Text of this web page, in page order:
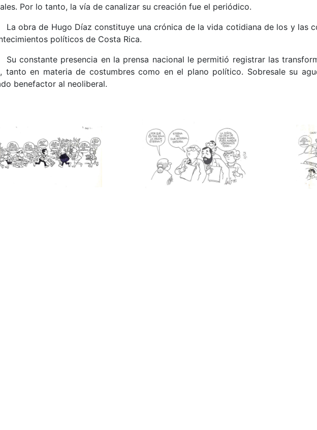
Por lo tanto, la vía de canalizar su creación fue el periódico.
La obra de Hugo Díaz constituye una crónica de la vida cotidiana de los y las
políticos de Costa Rica.
Su constante presencia en la prensa nacional le permitió registrar las
tanto en materia de costumbres como en el plano político. Sobresale su
benefactor al neoliberal.